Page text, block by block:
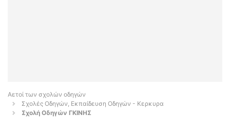
Αετοί των σχολών οδηγών
Σχολές Οδηγών, Εκπαίδευση Οδηγών - Κερκυρα
Σχολή Οδηγών ΓΚΙΝΗΣ